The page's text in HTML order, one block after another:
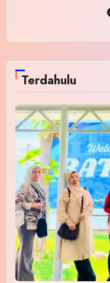
Terdahulu